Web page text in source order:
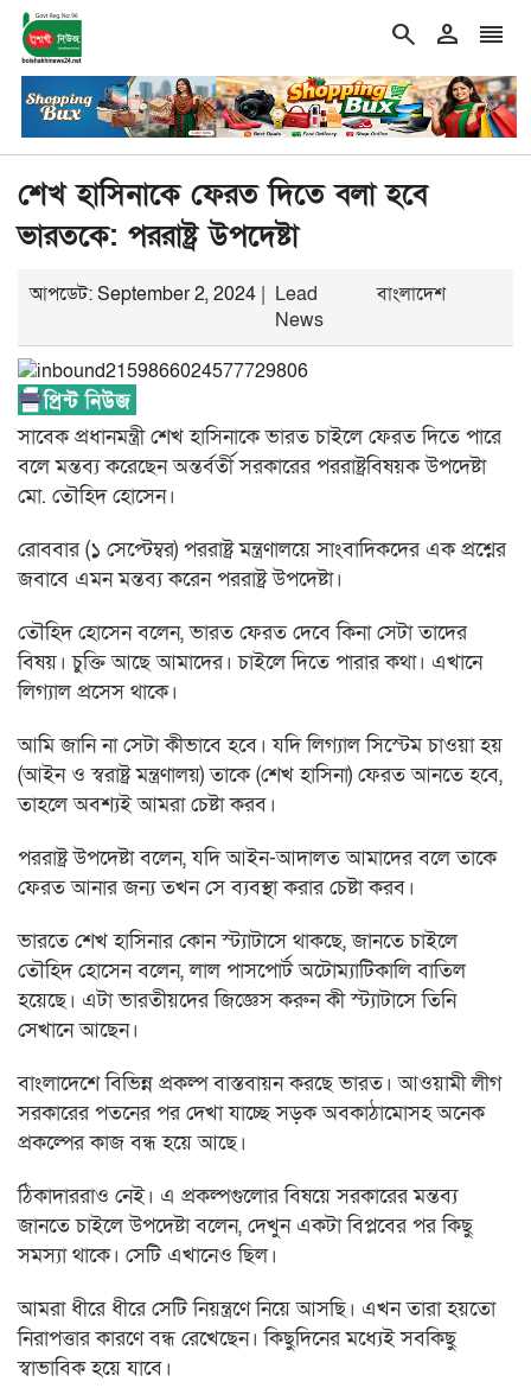
search person reorder
শিরোনাম
চল্লিশা ২ হাজার মানুষকে খাওয়ালেন বৃদ্ধ double_arrow
শেখ হাসিনাকে ফেরত দিতে বলা হবে
ভারতকে: পররাষ্ট্র উপদেষ্টা
আপডেট: September 2, 2024 | Lead
News
বাংলাদেশ
সাবেক প্রধানমন্ত্রী শেখ হা‌সিনাকে ভারত চাইলে ফেরত দিতে পারে
বলে মন্তব্য করেছেন অন্তর্বর্তী সরকারের পররাষ্ট্রবিষয়ক উপদেষ্টা
মো. তৌ‌হিদ হোসেন।
রোববার (১ সে‌প্টেম্বর) পররাষ্ট্র মন্ত্রণালয়ে সাংবা‌দিকদের এক প্রশ্নের
জবাবে এমন মন্তব্য করেন পররাষ্ট্র উপদেষ্টা।
তৌ‌হিদ হোসেন বলেন, ভারত ফেরত দেবে কিনা সেটা তাদের
বিষয়। চুক্তি আছে আমাদের। চাইলে দিতে পারার কথা। এখানে
লিগ্যাল প্রসেস থাকে।
আমি জানি না সেটা কীভাবে হবে। যদি লিগ্যাল সিস্টেম চাওয়া হয়
(আইন ও স্বরাষ্ট্র মন্ত্রণালয়) তা‌কে (শেখ হা‌সিনা) ফেরত আনতে হবে,
তাহলে অবশ্যই আমরা চেষ্টা করব।
পররাষ্ট্র উপদেষ্টা ব‌লেন, যদি আইন-আদালত আমাদের বলে তাকে
ফেরত আনার জন্য তখন সে ব্যবস্থা করার চেষ্টা করব।
ভারতে শেখ হাসিনার কোন স্ট্যাটাসে থাকছে, জান‌তে চাইলে
তৌ‌হিদ হো‌সেন ব‌লেন, লাল পাসপোর্ট অটোম্যাটিকালি বাতিল
হয়েছে। এটা ভারতীয়দের জিজ্ঞেস করুন কী স্ট্যাটাসে তিনি
সেখানে আছেন।
বাংলাদেশে বিভিন্ন প্রকল্প বাস্তবায়ন করছে ভারত। আওয়ামী লীগ
সরকারের পতনের পর দেখা যাচ্ছে সড়ক অবকাঠামোসহ অনেক
প্রকল্পের কাজ বন্ধ হয়ে আছে।
ঠিকাদাররাও নেই। এ প্রকল্পগুলোর বিষয়ে সরকারের মন্তব্য
জানতে চাইলে উপদেষ্টা বলেন, দেখুন একটা বিপ্লবের পর কিছু
সমস্যা থাকে। সেটি এখানেও ছিল।
আমরা ধীরে ধীরে সেটি নিয়ন্ত্রণে নিয়ে আসছি। এখন তারা হয়তো
নিরাপত্তার কারণে বন্ধ রেখেছেন। কিছুদিনের মধ্যেই সবকিছু
স্বাভাবিক হয়ে যাবে।